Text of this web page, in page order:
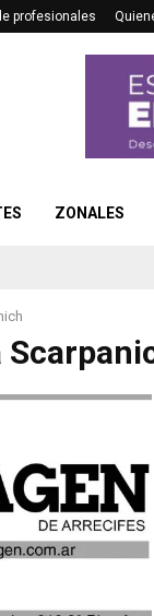
profesionales
ZONALES